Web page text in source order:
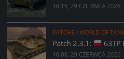
16:15, 29 CZERWCA 2026
PATCHE /WORLD OF
Patch 2.3.1: 63TP
16:08, 29 CZERWCA 2026